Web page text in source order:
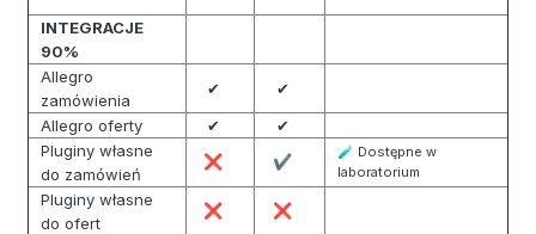
INTEGRACJE
90%
Allegro
zamówienia
✔
✔
Allegro oferty
✔
✔
Pluginy własne
do zamówień
❌ ✔
🧪 Dostępne w
laboratorium
Pluginy własne
do ofert
❌ ❌